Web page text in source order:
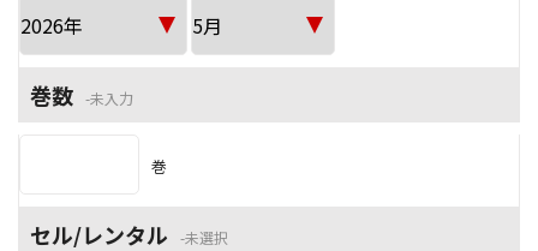
巻数 未入力
巻
セル/レンタル 未選択